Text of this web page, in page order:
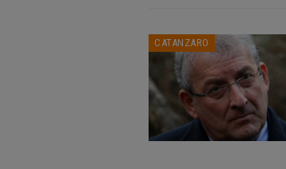
CATANZARO